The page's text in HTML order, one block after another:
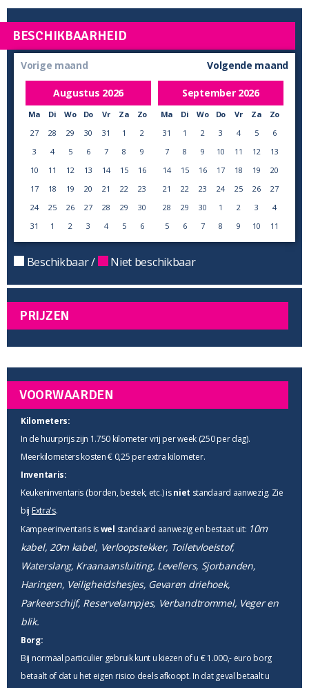
BESCHIKBAARHEID
Vorige maand
Augustus 2026
Ma Di Wo Do Vr Za
Zo
27
28 29 30 31 1
2
3
4 5 6 7 8
9
10
11 12 13 14 15
16
17
18 19 20 21 22
23
24
25 26 27 28 29
30
31
1 2 3 4 5 6
Volgende maand
September 2026
Ma Di Wo Do Vr Za
Zo
31
1 2 3 4 5
6
7
8 9 10 11 12
13
14
15 16 17 18 19
20
21
22 23 24 25 26
27
28
29 30 1 2 3
4
5
6 7 8 9 10 11
Beschikbaar / Niet beschikbaar
PRIJZEN
VOORWAARDEN
Kilometers:
In de huurprijs zijn 1.750 kilometer vrij per week (250 per dag).
Meerkilometers kosten € 0,25 per extra kilometer.
Inventaris:
Keukeninventaris (borden, bestek, etc.) isniet standaard aanwezig. Zie
bij Extra's.
Kampeerinventaris iswel standaard aanwezig en bestaat uit: 10m
kabel, 20m kabel, Verloopstekker, Toiletvloeistof,
Waterslang, Kraanaansluiting, Levellers, Sjorbanden,
Haringen, Veiligheidshesjes, Gevaren driehoek,
Parkeerschijf, Reservelampjes, Verbandtrommel, Veger en
blik.
Borg:
Bij normaal particulier gebruik kunt u kiezen of u € 1.000,- euro borg
betaalt of dat u het eigen risico deels afkoopt. In dat geval betaalt u